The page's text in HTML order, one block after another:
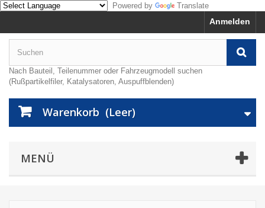
Powered by Translate
Anmelden
Nach Bauteil, Teilenummer oder Fahrzeugmodell suchen
(Rußpartikelfiler, Katalysatoren, Auspuffblenden)
Warenkorb (Leer)
MENÜ